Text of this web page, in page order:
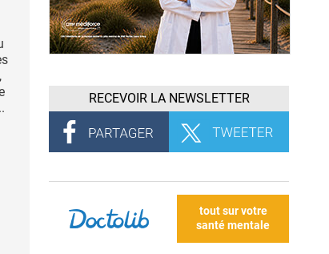
RECEVOIR LA NEWSLETTER
tout sur votre
santé mentale